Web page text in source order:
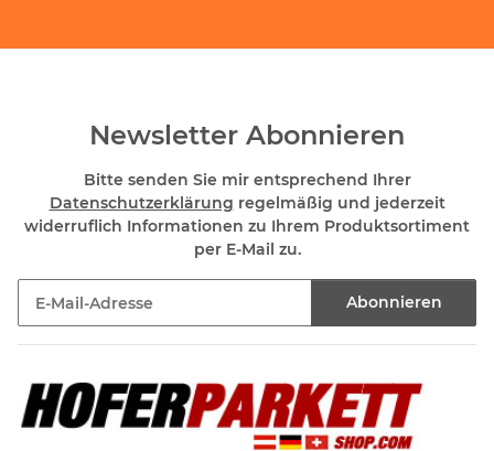
Newsletter Abonnieren
Bitte senden Sie mir entsprechend Ihrer
Datenschutzerklärung regelmäßig und jederzeit
widerruflich Informationen zu Ihrem Produktsortiment
per E-Mail zu.
Abonnieren